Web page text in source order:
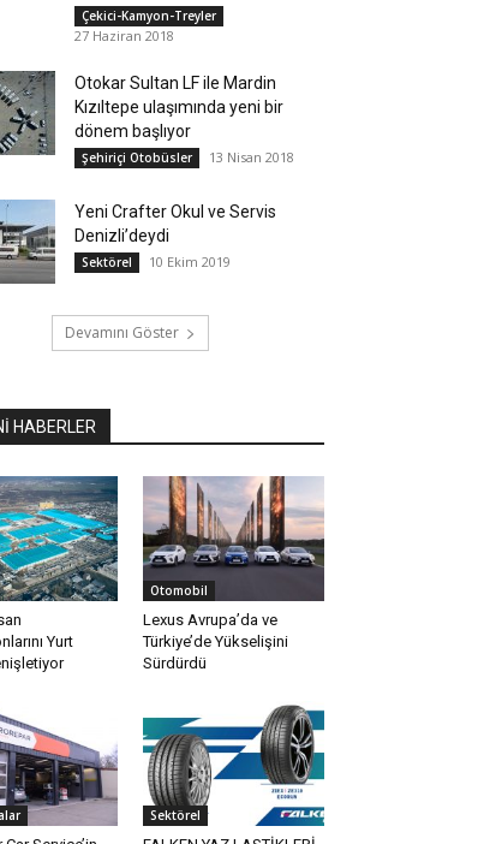
Çekici-Kamyon-Treyler
27 Haziran 2018
Otokar Sultan LF ile Mardin
Kızıltepe ulaşımında yeni bir
dönem başlıyor
Şehiriçi Otobüsler 13 Nisan 2018
Yeni Crafter Okul ve Servis
Denizli’deydi
Sektörel 10 Ekim 2019
Devamını Göster
HABERLER
Yurt
Otomobil
Lexus Avrupa’da ve
Türkiye’de Yükselişini
Sürdürdü
Sektörel